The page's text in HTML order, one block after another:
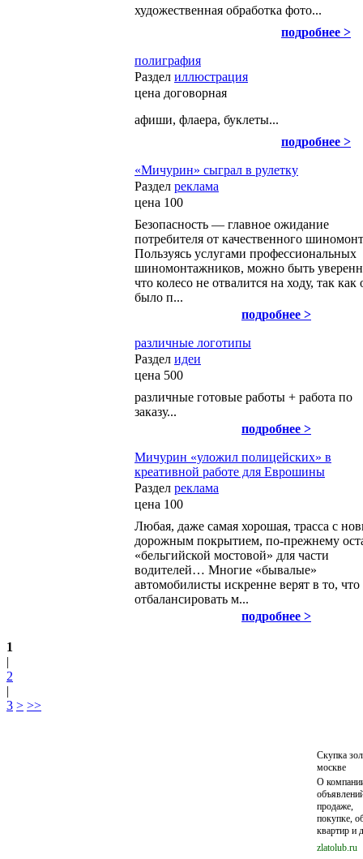
художественная обработка фото...
подробнее >
полиграфия
Раздел иллюстрация
цена договорная
афиши, флаера, буклеты...
подробнее >
«Мичурин» сыграл в рулетку
Раздел реклама
цена 100
Безопасность — главное ожидание
потребителя от качественного
Пользуясь услугами профессиональных
шиномонтажников, можно быть
что колесо не отвалится на ходу, так как
было п...
подробнее >
различные логотипы
Раздел идеи
цена 500
различные готовые работы + работа по
заказу...
подробнее >
Мичурин «уложил полицейских» в
креативной работе для Еврошины
Раздел реклама
цена 100
Любая, даже самая хорошая, трасса с
дорожным покрытием, по-прежнему
«бельгийской мостовой» для части
водителей… Многие «бывалые»
автомобилисты искренне верят в то, что
отбалансировать м...
подробнее >
1
|
2
|
3 > >>
Скупка
москве
О
продаже,
покупке,
квартир и
zlatolub.ru